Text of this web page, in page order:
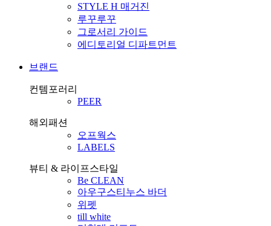
STYLE H 매거진
루꾸루꾸
그로서리 가이드
에디토리얼 디파트먼트
브랜드
컨템포러리
PEER
해외패션
오프웍스
LABELS
뷰티 & 라이프스타일
Be CLEAN
아우구스티누스 바더
위펫
till white